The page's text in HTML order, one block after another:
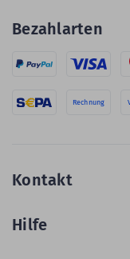
Bezahlarten
Rechnung
Kontakt
Hilfe